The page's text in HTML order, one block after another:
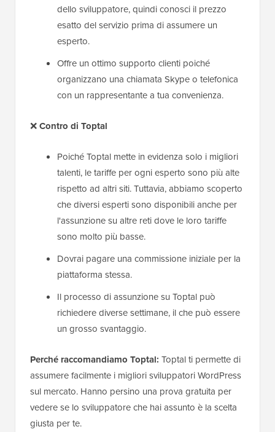
dello sviluppatore, quindi conosci il prezzo
esatto del servizio prima di assumere un
esperto.
Offre un ottimo supporto clienti poiché
organizzano una chiamata Skype o telefonica
con un rappresentante a tua convenienza.
❌Contro di Toptal
Poiché Toptal mette in evidenza solo i migliori
talenti, le tariffe per ogni esperto sono più alte
rispetto ad altri siti. Tuttavia, abbiamo scoperto
che diversi esperti sono disponibili anche per
l'assunzione su altre reti dove le loro tariffe
sono molto più basse.
Dovrai pagare una commissione iniziale per la
piattaforma stessa.
Il processo di assunzione su Toptal può
richiedere diverse settimane, il che può essere
un grosso svantaggio.
Perché raccomandiamo Toptal: Toptal ti permette di
assumere facilmente i migliori sviluppatori WordPress
sul mercato. Hanno persino una prova gratuita per
vedere se lo sviluppatore che hai assunto è la scelta
giusta per te.